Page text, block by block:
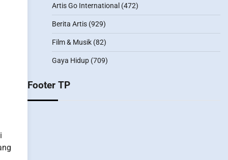
Artis Go International (472)
Berita Artis(929)
Film & Musik(82)
Gaya Hidup(709)
Footer TP